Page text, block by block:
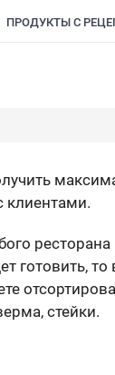
ПРОДУКТЫ С
клиентами.
готовить,
стейки.